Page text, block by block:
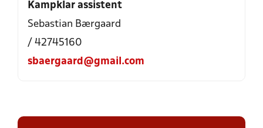
Kampklar assistent
Sebastian Bærgaard
/ 42745160
sbaergaard@gmail.com